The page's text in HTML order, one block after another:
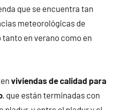
que se encuentra tan
meteorológicas de
en verano como en
viviendas de calidad para
, que están terminadas con